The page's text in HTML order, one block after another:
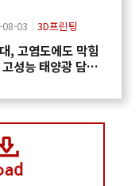
03 3D프린팅
, 고염도에도 막힘
성능 태양광 담수